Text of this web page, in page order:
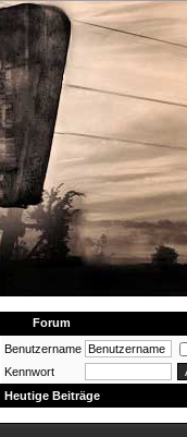
Forum
Benutzername
Kennwort
Heutige Beiträge